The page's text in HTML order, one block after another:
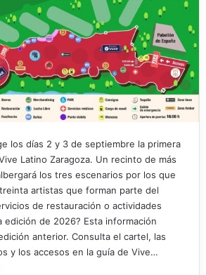
los días 2 y 3 de septiembre la primera
Latino Zaragoza. Un recinto de más
los tres escenarios por los que
artistas que forman parte del
de restauración o actividades
edición de 2026? Esta información
anterior. Consulta el cartel, las
y los accesos en la guía de Vive…